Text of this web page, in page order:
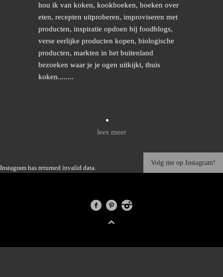
hou ik van koken, kookboeken, boeken over
eten, recepten uitproberen, improviseren met
producten, inspiratie opdoen bij foodblogs,
verse eerlijke producten kopen, biologische
producten, markten in het buitenland
bezoeken waar je je ogen uitkijkt, thuis
koken........
lees meer
Instagram has returned invalid data.
Volg me op Instagram!